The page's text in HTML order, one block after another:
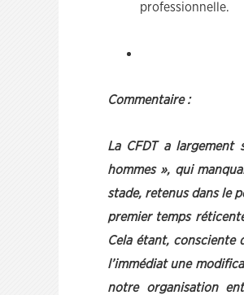
professionnelle.
Commentaire :
La CFDT a largement
hommes », qui
stade, retenus dans le
premier temps
Cela étant, consciente
l’immédiat une
notre organisation